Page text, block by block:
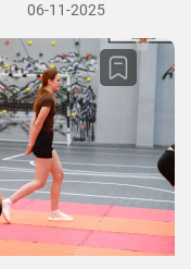
06-11-2025